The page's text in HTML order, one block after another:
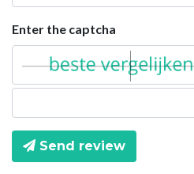
Enter the captcha
Send review